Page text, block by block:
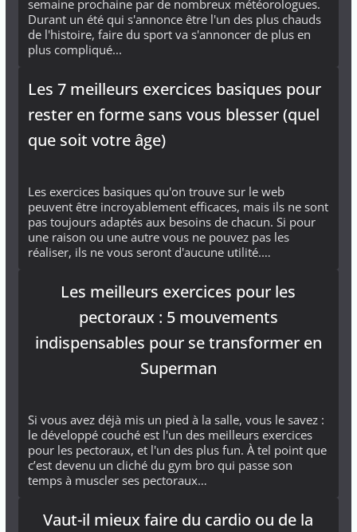
semaine prochaine par de nombreux météorologues.
Durant un été qui s'annonce être l'un des plus chauds
de l'histoire, faire du sport va s'annoncer de plus en
plus compliqué...
Les 7 meilleurs exercices basiques pour
rester en forme sans vous blesser (quel
que soit votre âge)
Les exercices basiques qu'on trouve sur le web
peuvent être incroyablement efficaces, mais ils ne sont
pas toujours adaptés aux besoins de chacun. Si pour
une raison ou une autre vous ne pouvez pas les
réaliser, ils ne vous seront d'aucune utilité.…
Les meilleurs exercices pour les
pectoraux : 5 mouvements
indispensables pour se transformer en
Superman
Si vous avez déjà mis un pied à la salle, vous le savez :
le développé couché est l'un des meilleurs exercices
pour les pectoraux, et l'un des plus fun. À tel point que
c’est devenu un cliché du gym bro qui passe son
temps à muscler ses pectoraux…
Vaut-il mieux faire du cardio ou de la